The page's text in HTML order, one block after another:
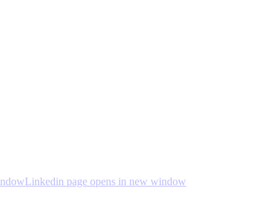
Linkedin page opens in new window